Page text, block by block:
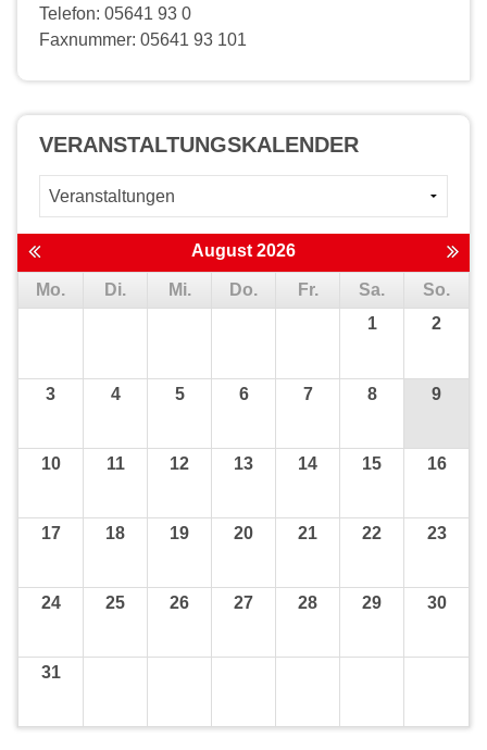
Telefon: 05641 93 0
Faxnummer: 05641 93 101
VERANSTALTUNGS­KALENDER
August 2026
Mo. Di. Mi. Do. Fr. Sa.
So.
1
2
3 4 5 6 7 8 9
10 11 12 13 14 15 16
17 18 19 20 21 22 23
24 25 26 27 28 29 30
31